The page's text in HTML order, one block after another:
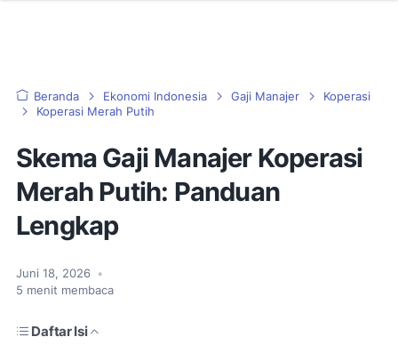
Beranda Ekonomi Indonesia Gaji Manajer
Koperasi
Koperasi Merah Putih
Skema Gaji Manajer Koperasi
Merah Putih: Panduan
Lengkap
Juni 18, 2026 •
5 menit membaca
Daftar Isi